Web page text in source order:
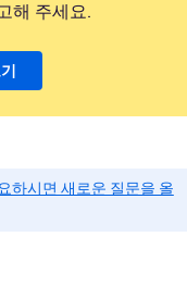
해 주세요.
하시면 새로운 질문을 올